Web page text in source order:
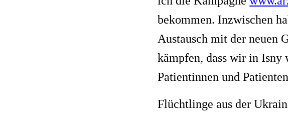
bekommen. Inzwischen
Austausch mit der neuen
kämpfen, dass wir in Isny
Patientinnen und
Flüchtlinge aus der